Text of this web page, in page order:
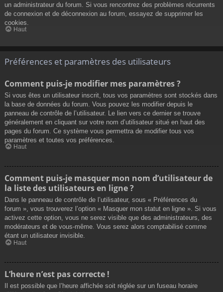
un administrateur du forum. Si vous rencontrez des problèmes récurrents
de connexion et de déconnexion au forum, essayez de supprimer les
cookies.
Haut
Préférences et paramètres des utilisateurs
Comment puis-je modifier mes paramètres ?
Si vous êtes un utilisateur inscrit, tous vos paramètres sont stockés dans
la base de données du forum. Vous pouvez les modifier depuis le
panneau de contrôle de l’utilisateur. Le lien vers ce dernier se trouve
généralement en cliquant sur votre nom d’utilisateur situé en haut des
pages du forum. Ce système vous permettra de modifier tous vos
paramètres et toutes vos préférences.
Haut
Comment puis-je masquer mon nom d’utilisateur de
la liste des utilisateurs en ligne ?
Dans le panneau de contrôle de l’utilisateur, sous « Préférences du
forum », vous trouverez l’option « Masquer mon statut en ligne ». Si vous
activez cette option, vous ne serez visible que des administrateurs, des
modérateurs et de vous-même. Vous serez alors comptabilisé comme
étant un utilisateur invisible.
Haut
L’heure n’est pas correcte !
Il est possible que l’heure affichée soit réglée sur un fuseau horaire